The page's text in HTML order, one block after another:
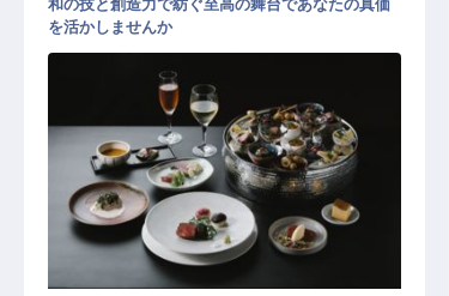
料理長・料理長候補
和の技と創造力で紡ぐ至高の舞台であなたの真価
を活かしませんか